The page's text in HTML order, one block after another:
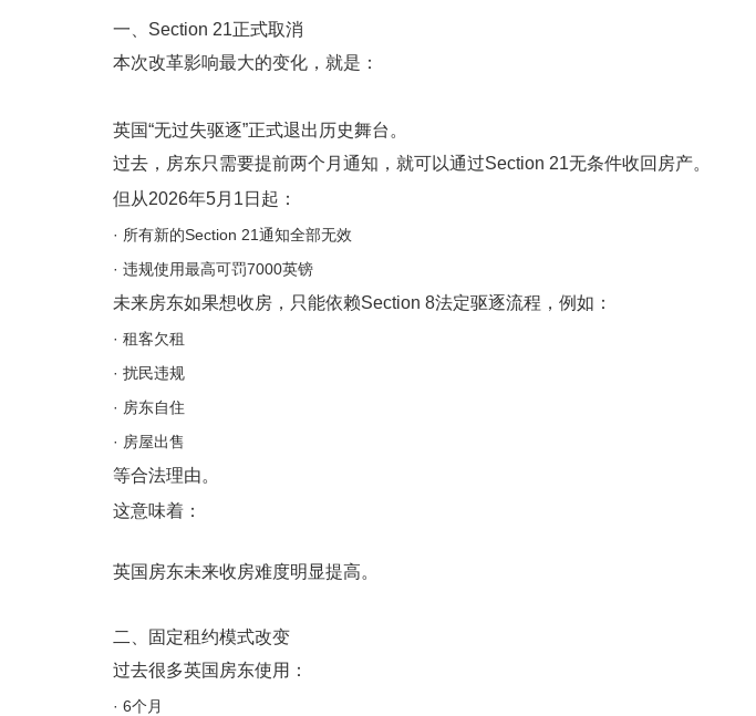
一、Section 21正式取消
本次改革影响最大的变化，就是：
英国“无过失驱逐”正式退出历史舞台。
过去，房东只需要提前两个月通知，就可以通过Section 21无条件收回房产。
但从2026年5月1日起：
· 所有新的Section 21通知全部无效
· 违规使用最高可罚7000英镑
未来房东如果想收房，只能依赖Section 8法定驱逐流程，例如：
· 租客欠租
· 扰民违规
· 房东自住
· 房屋出售
等合法理由。
这意味着：
英国房东未来收房难度明显提高。
二、固定租约模式改变
过去很多英国房东使用：
· 6个月